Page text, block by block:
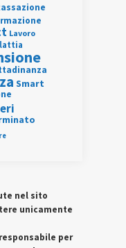
Lavoro
Smart
nel sito
unicamente
per